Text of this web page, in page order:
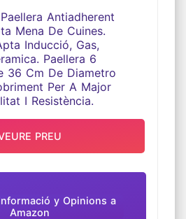
PAELLERA 6
36 CM DE DIAMETRO
PER A MAJOR
I RESISTÈNCIA.
y Opinions a
Amazon
PREU